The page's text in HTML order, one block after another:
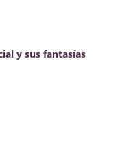
y sus fantasías